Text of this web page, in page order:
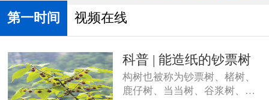
构树产业
旅居露营
电子商务
国际投资
森林食品
第一时间 视频在线
科普 | 能造纸的钞票树
构树也被称为钞票树、楮树、
鹿仔树、当当树、谷浆树、砂